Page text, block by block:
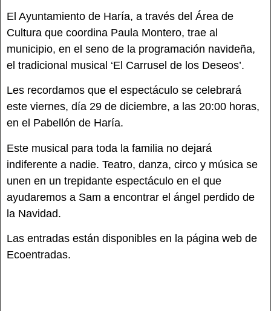
El Ayuntamiento de Haría, a través del Área de
Cultura que coordina Paula Montero, trae al
municipio, en el seno de la programación navideña,
el tradicional musical ‘El Carrusel de los Deseos’.
Les recordamos que el espectáculo se celebrará
este viernes, día 29 de diciembre, a las 20:00 horas,
en el Pabellón de Haría.
Este musical para toda la familia no dejará
indiferente a nadie. Teatro, danza, circo y música se
unen en un trepidante espectáculo en el que
ayudaremos a Sam a encontrar el ángel perdido de
la Navidad.
Las entradas están disponibles en la página web de
Ecoentradas.